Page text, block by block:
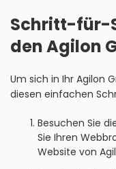
Schritt-für-
den Agilon
Um sich in Ihr Agilon
diesen einfachen
Besuchen Sie
Sie Ihren
Website von